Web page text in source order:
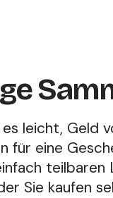
leicht, Geld
für eine
teilbaren
Sie kaufen